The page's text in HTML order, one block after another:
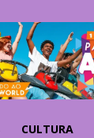
CULTURA